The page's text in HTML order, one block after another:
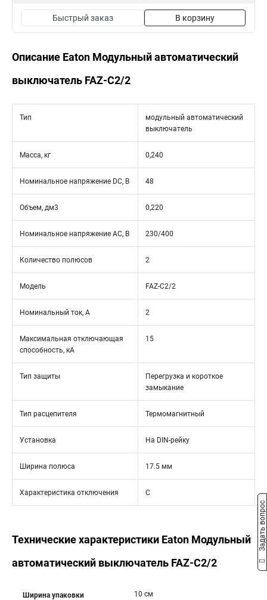
Быстрый заказ В корзину
Описание Eaton Модульный автоматический
выключатель FAZ-C2/2
Тип
модульный автоматический
выключатель
Масса, кг 0,240
Номинальное напряжение DC, В 48
Объем, дм3 0,220
Номинальное напряжение АС, В 230/400
Количество полюсов 2
Модель FAZ-C2/2
Номинальный ток, А 2
Максимальная отключающая
способность, кА
15
Тип защиты
Перегрузка и короткое
замыкание
Тип расцепителя Термомагнитный
Установка На DIN-рейку
Ширина полюса 17.5 мм
Характеристика отключения C
Технические характеристики Eaton Модульный
автоматический выключатель FAZ-C2/2
Ширина упаковки 10 см
Задать вопрос